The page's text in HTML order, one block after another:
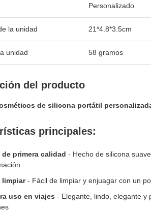
Personalizado
la unidad 21*4.8*3.5cm
unidad 58 gramos
del producto
de silicona portátil
principales:
de primera calidad - Hecho de silicona
limpiar- Fácil de limpiar y enjuagar con un
uso en viajes - Elegante, lindo, elegante y